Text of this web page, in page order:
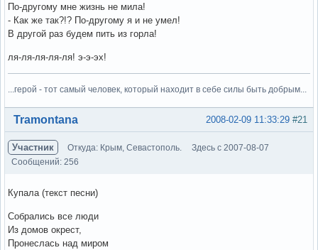
По-другому мне жизнь не мила!
- Как же так?!? По-другому я и не умел!
В другой раз будем пить из горла!
ля-ля-ля-ля-ля! э-э-эх!
...герой - тот самый человек, который находит в себе силы быть добрым...
Вне форума #21
2008-02-09 11:33:29
Tramontana
Участник Откуда: Крым, Севастополь.
Здесь с 2007-08-07
Сообщений: 256
Купала (текст песни)
Собрались все люди
Из домов окрест,
Пронеслась над миром